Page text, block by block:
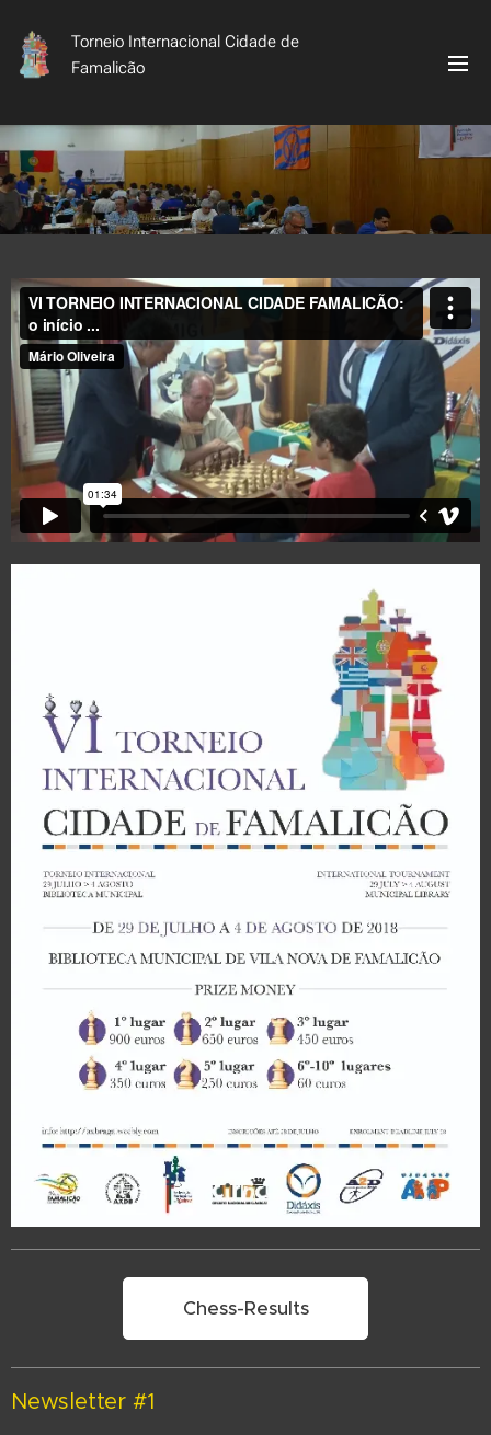
Torneio Internacional Cidade de
Famalicão
Chess-Results
Newsletter #1